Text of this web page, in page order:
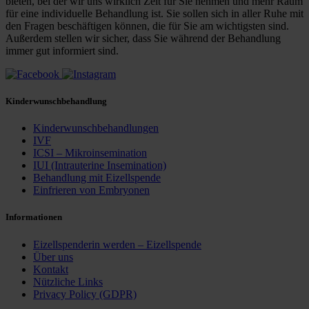
für eine individuelle Behandlung ist. Sie sollen sich in aller Ruhe mit
den Fragen beschäftigen können, die für Sie am wichtigsten sind.
Außerdem stellen wir sicher, dass Sie während der Behandlung
immer gut informiert sind.
Kinderwunschbehandlung
Kinderwunschbehandlungen
IVF
ICSI – Mikroinsemination
IUI (Intrauterine Insemination)
Behandlung mit Eizellspende
Einfrieren von Embryonen
Informationen
Eizellspenderin werden – Eizellspende
Über uns
Kontakt
Nützliche Links
Privacy Policy (GDPR)